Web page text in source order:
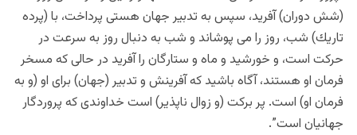
(شش دوران) آفريد، سپس به تدبير جهان هستى پرداخت، با (پرده
تاريك) شب، روز را مى پوشاند و شب به دنبال روز به سرعت در
حركت است، و خورشيد و ماه و ستارگان را آفريد در حالى كه مسخر
فرمان او هستند، آگاه باشيد كه آفرينش و تدبير (جهان) براى او (و به
فرمان او) است. پر بركت (و زوال ناپذير) است خداوندى كه پروردگار
جهانيان است”.